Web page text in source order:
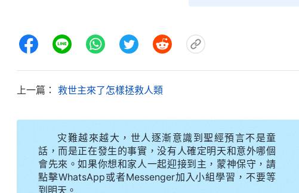
位，這是最關鍵的。只有信這位獨一真神，敬拜真神，接
治個病，就把它供起來當真神對待，這是犯忌諱的，因為
在之時，我要向列國大發烈怒，頒布向全宇公開的行政，
人都聽見我音，即看見我在全宇之下的所有作為，違背我
中倒下；我要將天上的衆星都重新更换，太陽、月亮因我
我的話而成就；全宇之下的列國都重新劃分，要更换我的
上一篇： 救世主來了怎樣拯救人類
灾難越來越大，世人逐漸意識到聖經預言不是童
話，而是正在發生的事實，没有人確定明天和意外哪個
會先來。如果你想和家人一起迎接到主，蒙神保守，請
點擊WhatsApp或者Messenger加入小組學習，不要等
到明天。